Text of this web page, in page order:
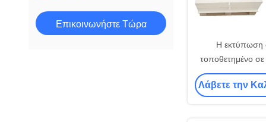
Επικοινωνήστε Τώρα
Η εκτύπωση
τοποθετημένο σε
pe φλυτζάνι
εγγράφου
Λάβετε την